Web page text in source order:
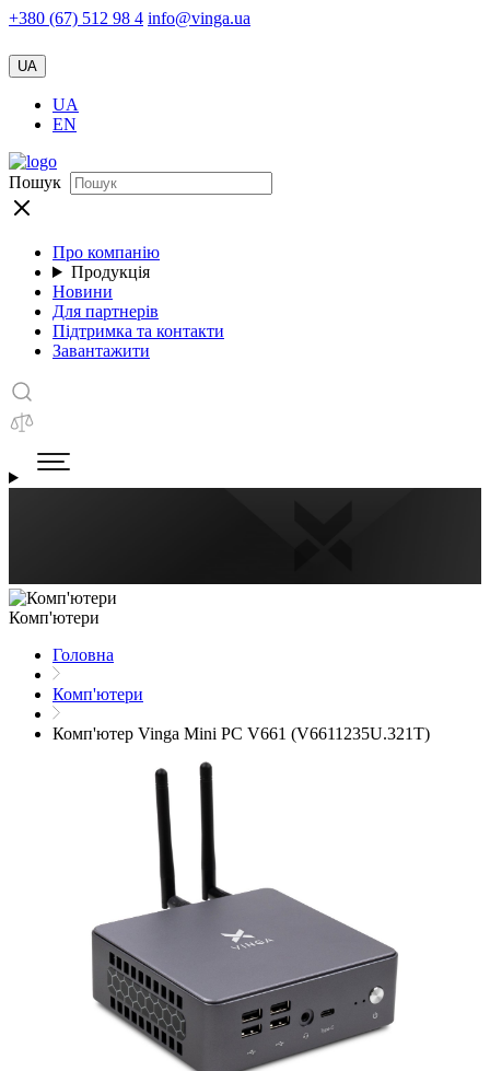
+380 (67) 512 98 4 info@vinga.ua
UA
UA
EN
Пошук
Про компанію
Продукція
Новини
Для партнерів
Підтримка та контакти
Завантажити
Комп'ютери
Головна
Комп'ютери
Комп'ютер Vinga Mini PC V661 (V6611235U.321T)